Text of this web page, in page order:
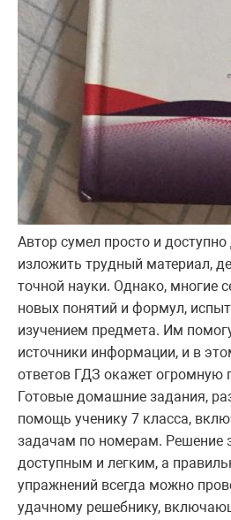
Автор сумел просто и
изложить трудный материал,
точной науки. Однако, многие
новых понятий и формул,
изучением предмета. Им
источники информации, и в
ответов ГДЗ окажет огромную
Готовые домашние задания,
помощь ученику 7 класса,
задачам по номерам. Решение
доступным и легким, а
упражнений всегда можно
удачному решебнику,